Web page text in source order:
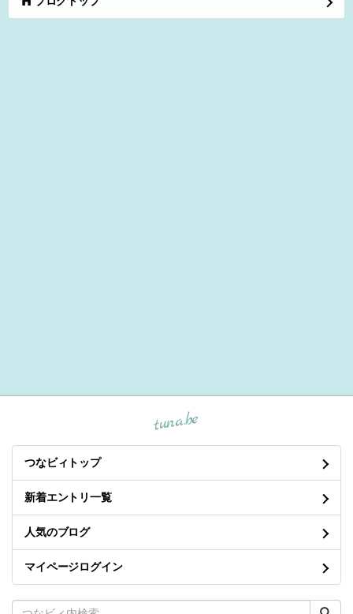
tuna.be
つなビィトップ
新着エントリ一覧
人気のブログ
マイページログイン